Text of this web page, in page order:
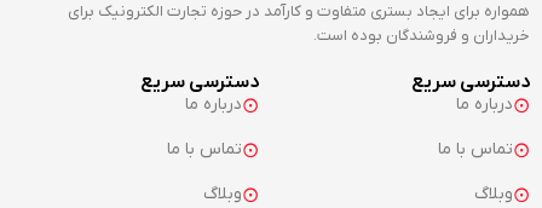
همواره برای ایجاد بستری متفاوت و کارآمد در حوزه تجارت الکترونیک برای
خریداران و فروشندگان بوده است.
دسترسی سریع
درباره ما
تماس با ما
وبلاگ
دسترسی سریع
درباره ما
تماس با ما
وبلاگ